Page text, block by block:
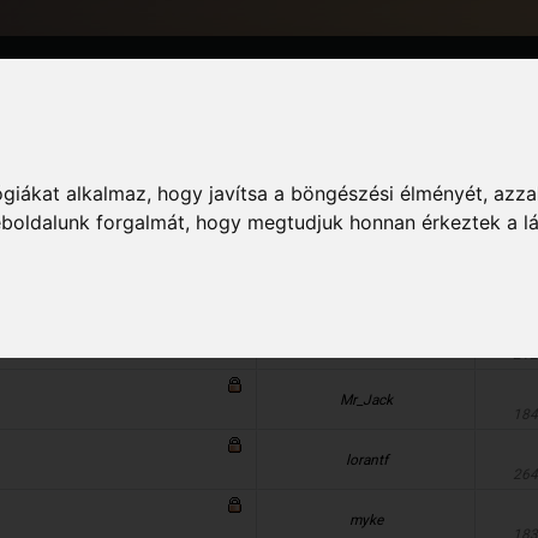
alkalmaz, hogy javítsa a böngészési élményét,
forgalmát, hogy megtudjuk honnan érkeztek a
Mr_Jack
lorantf
myke